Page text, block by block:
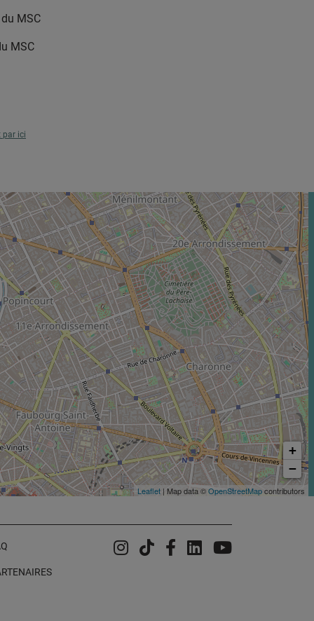
MSC
MSC
par ici
+
−
Leaflet | Map data ©OpenStreetMapcontributors
Instagram
TiktokFacebook
LinkedinYouTube